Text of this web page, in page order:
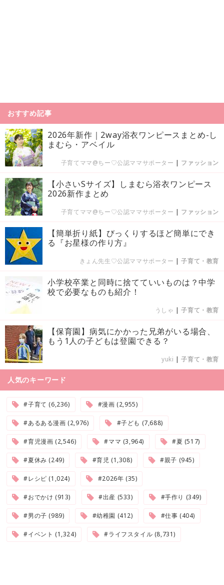
おすすめ記事
2026年新作｜2way浴衣ワンピースまとめ-し
まむら・アベイル
子育てママ@ちー♡公認ママサポーター | ファッション
【小さいSサイズ】しまむら浴衣ワンピース
2026新作まとめ
子育てママ@ちー♡公認ママサポーター | ファッション
【簡単折り紙】びっくりするほど簡単にでき
る『お星様の作り方』
きょん先生♡公認ママサポーター |子育て・教育
小学校卒業と同時に捨てていいものは？中学
校で必要なものも紹介！
うしゃ |子育て・教育
【保育園】病気にかかった兄弟がいる場合、
もう1人の子どもは登園できる？
yuki |子育て・教育
人気のキーワード
#子育て (6,236) #漫画 (2,955)
#あるある漫画 (2,976) #子ども (7,688)
#育児漫画 (2,546) #ママ (3,964) #夏 (517)
#夏休み (249) #育児 (1,308) #親子 (945)
#レシピ (1,024) #2026年 (35)
#おでかけ (913) #出産 (533) #手作り (349)
#男の子 (989) #幼稚園 (412) #仕事 (404)
#イベント (1,324) #ライフスタイル (8,731)